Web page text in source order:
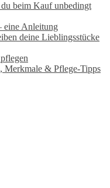
beim Kauf unbedingt
eine Anleitung
deine Lieblingsstücke
Merkmale & Pflege-Tipps